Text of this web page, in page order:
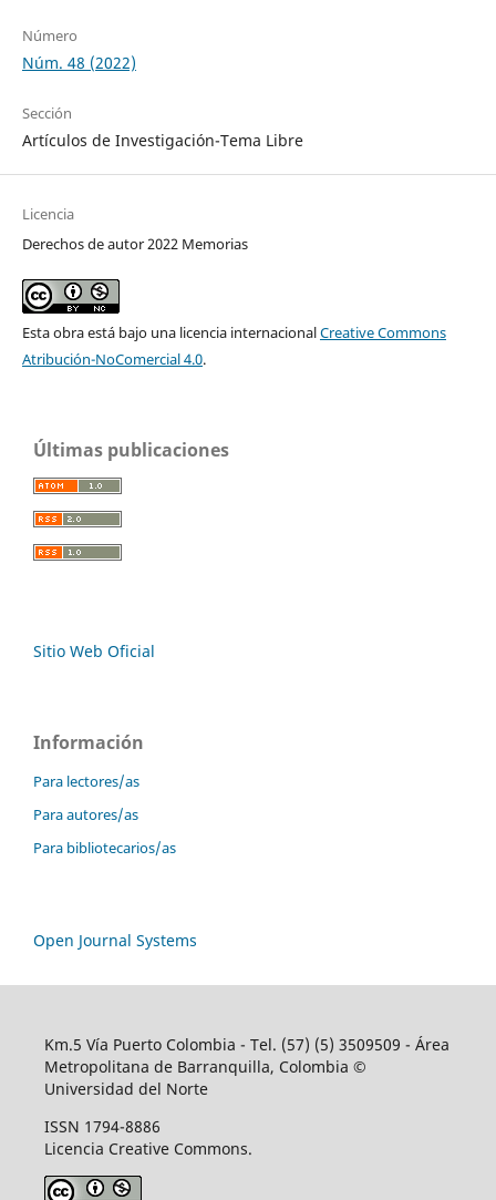
Número
Núm. 48 (2022)
Sección
Artículos de Investigación-Tema Libre
Licencia
Derechos de autor 2022 Memorias
Esta obra está bajo una licencia internacionalCreative Commons
Atribución-NoComercial 4.0.
Últimas publicaciones
Sitio Web Oficial
Información
Para lectores/as
Para autores/as
Para bibliotecarios/as
Open Journal Systems
Km.5 Vía Puerto Colombia - Tel. (57) (5) 3509509 - Área
Metropolitana de Barranquilla, Colombia ©
Universidad del Norte
ISSN 1794-8886
Licencia Creative Commons.